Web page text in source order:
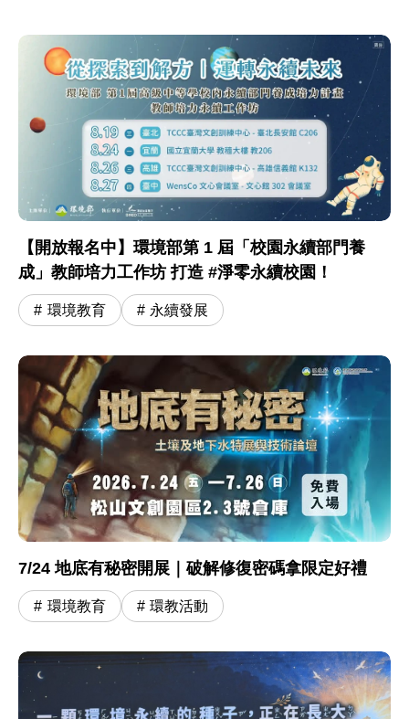
【開放報名中】環境部第 1 屆「校園永續部門養
成」教師培力工作坊 打造 #淨零永續校園！
環境教育 永續發展
7/24 地底有秘密開展｜破解修復密碼拿限定好禮
環境教育 環教活動